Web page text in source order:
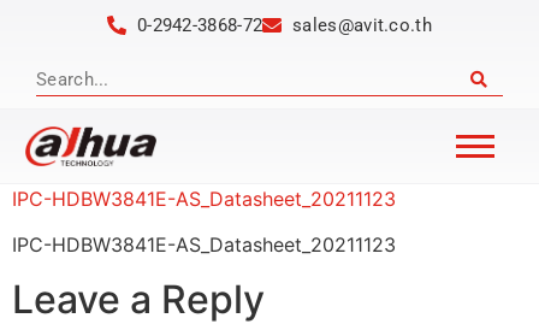
0-2942-3868-72 sales@avit.co.th
IPC-HDBW3841E-AS_Datasheet_20211123
IPC-HDBW3841E-AS_Datasheet_20211123
Leave a Reply